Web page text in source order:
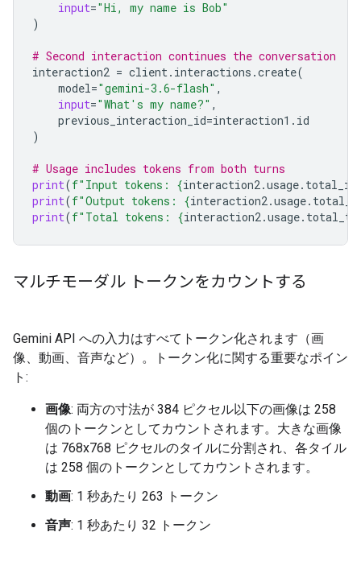
input="Hi, my name is Bob"
)
# Second interaction continues the conversation
interaction2 = client. interactions .create(
model="gemini-3.6-flash" ,
input="What's my name?" ,
previous_interaction_id=interaction1 . id
)
# Usage includes tokens from both turns
print(f"Input tokens: {interaction2.usage.
print(f"Output tokens: {interaction2.usage.
print(f"Total tokens: {interaction2.usage.
マルチモーダル トークンをカウントする
Gemini API への入力はすべてトークン化されます（画
像、動画、音声など）。トークン化に関する重要なポイン
ト:
画像: 両方の寸法が 384 ピクセル以下の画像は 258
個のトークンとしてカウントされます。大きな画像
は 768x768 ピクセルのタイルに分割され、各タイル
は 258 個のトークンとしてカウントされます。
動画: 1 秒あたり 263 トークン
音声: 1 秒あたり 32 トークン